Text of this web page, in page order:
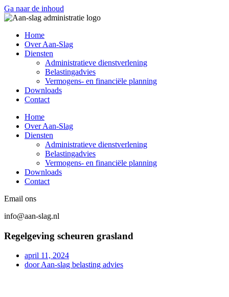
Ga naar de inhoud
Home
Over Aan-Slag
Diensten
Administratieve dienstverlening
Belastingadvies
Vermogens- en financiële planning
Downloads
Contact
Home
Over Aan-Slag
Diensten
Administratieve dienstverlening
Belastingadvies
Vermogens- en financiële planning
Downloads
Contact
Email ons
info@aan-slag.nl
Regelgeving scheuren grasland
april 11, 2024
doorAan-slag belasting advies